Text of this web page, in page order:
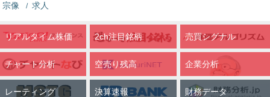
宗像 求人
リアルタイム株価 2ch注目銘柄 売買シグナル
チャート分析 空売り残高 企業分析
レーティング 決算速報 財務データ